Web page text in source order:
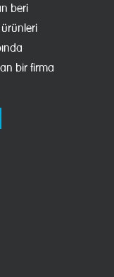
beri
ürünleri
bir firma